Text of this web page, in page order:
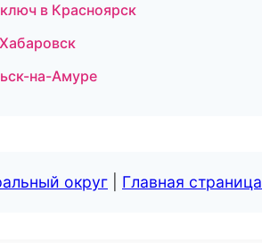
в Красноярск
на-Амуре
округ Главная страница